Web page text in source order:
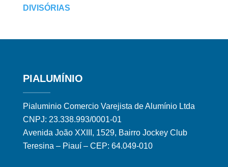
DIVISÓRIAS
PIALUMÍNIO
Pialuminio Comercio Varejista de Alumínio Ltda
CNPJ: 23.338.993/0001-01
Avenida João XXIII, 1529, Bairro Jockey Club
Teresina – Piauí – CEP: 64.049-010